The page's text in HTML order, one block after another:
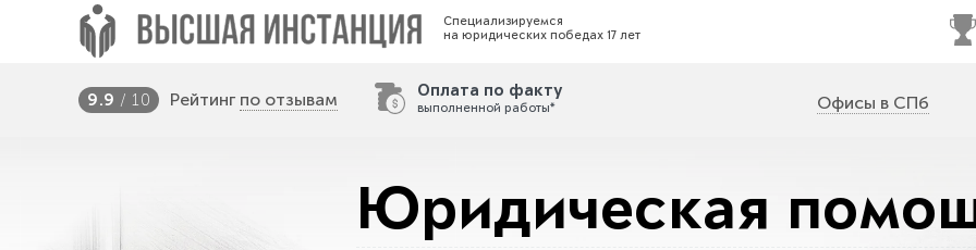
Специализируемся
на юридических победах 17 лет
9.9 / 10 Рейтинг по отзывам Оплата по факту
выполненной работы* Офисы в СПб
Юридическая